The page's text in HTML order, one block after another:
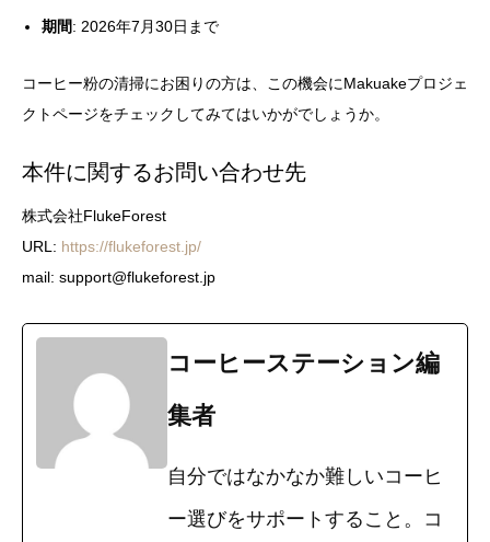
期間: 2026年7月30日まで
コーヒー粉の清掃にお困りの方は、この機会にMakuakeプロジェ
クトページをチェックしてみてはいかがでしょうか。
本件に関するお問い合わせ先
株式会社FlukeForest
URL: https://flukeforest.jp/
mail: support@flukeforest.jp
コーヒーステーション編
集者
自分ではなかなか難しいコーヒ
ー選びをサポートすること。コ